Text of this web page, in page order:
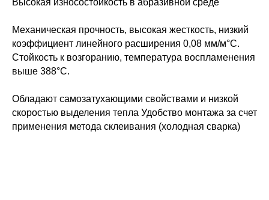
Механическая прочность, высокая жесткость, низкий
коэффициент линейного расширения 0,08 мм/м°C.
Стойкость к возгоранию, температура воспламенения
выше 388°С.
Обладают самозатухающими свойствами и низкой
скоростью выделения тепла Удобство монтажа за счет
применения метода склеивания (холодная сварка)